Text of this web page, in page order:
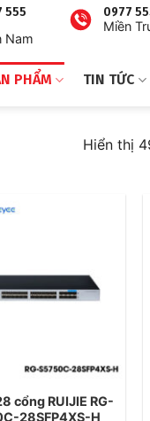
555
Nam
0977
Miền
PHẨM TIN TỨC
Hiển thị
cổng RUIJIE RG-
28SFP4XS-H